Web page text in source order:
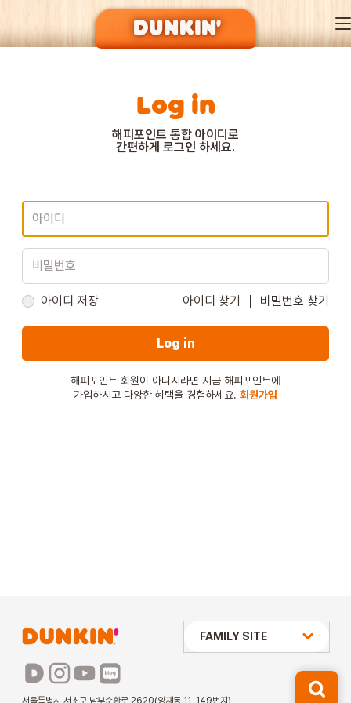
DUNKIN’ OF SEASON
MENU
EVENT
STORE
Log in
해피포인트 통합 아이디로
간편하게 로그인 하세요.
아이디 저장 아이디 찾기 비밀번호 찾기
Log in
해피포인트 회원이 아니시라면 지금 해피포인트에
가입하시고 다양한 혜택을 경험하세요. 회원가입
서울특별시 서초구 남부순환로 2620(양재동 11-149번지)
상미당 HOLDINGS
파리바게뜨
FAMILY SITE